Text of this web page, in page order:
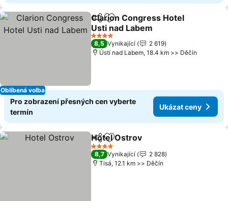
Oblíbená volba
SdíletPřidat na seznam oblíbených
Clarion Congress Hotel
Usti nad Labem
Ukázat ceny
4 Počet hvězdiček
8,5 Vynikající
2 619
Ústí nad Labem, 18.4 km >> Děčín
Pro zobrazení přesných cen vyberte
termín
Ukázat ceny
SdíletPřidat na seznam oblíbených
Hotel Ostrov
4 Počet hvězdiček
8,7 Vynikající
2 828
Tisá, 12.1 km >> Děčín